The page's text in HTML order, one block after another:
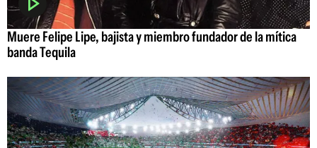
Muere Felipe Lipe, bajista y miembro fundador de la mítica
banda Tequila